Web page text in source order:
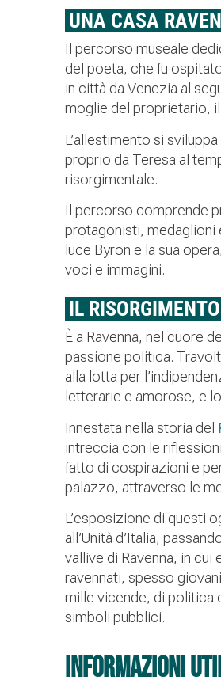
UNA CASA
Il percorso museale
del poeta, che fu
in città da Venezia al
moglie del proprietario,
L’allestimento si
proprio da Teresa al
risorgimentale.
Il percorso comprende
protagonisti, medaglioni
luce Byron e la sua
voci e immagini.
IL RISORGIMENTO
È a Ravenna, nel cuore
passione politica.
alla lotta per
letterarie e amorose, e
Innestata nella storia del
intreccia con le
fatto di cospirazioni e
palazzo, attraverso le
L’esposizione di questi
all’Unità d’Italia,
vallive di Ravenna, in
ravennati, spesso
mille vicende, di politica
simboli pubblici.
informazioni